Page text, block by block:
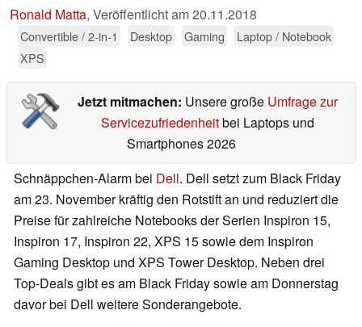
Ronald Matta, Veröffentlicht am20.11.2018
Convertible / 2-in-1 Desktop Gaming
Laptop / Notebook
XPS
Jetzt mitmachen: Unsere große Umfrage zur
Servicezufriedenheitbei Laptops und
Smartphones 2026
Schnäppchen-Alarm bei Dell. Dell setzt zum Black Friday
am 23. November kräftig den Rotstift an und reduziert die
Preise für zahlreiche Notebooks der Serien Inspiron 15,
Inspiron 17, Inspiron 22, XPS 15 sowie dem Inspiron
Gaming Desktop und XPS Tower Desktop. Neben drei
Top-Deals gibt es am Black Friday sowie am Donnerstag
davor bei Dell weitere Sonderangebote.